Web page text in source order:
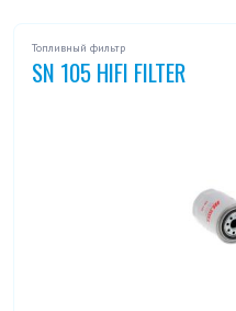
Топливный фильтр
SN 105 HIFI FILTER